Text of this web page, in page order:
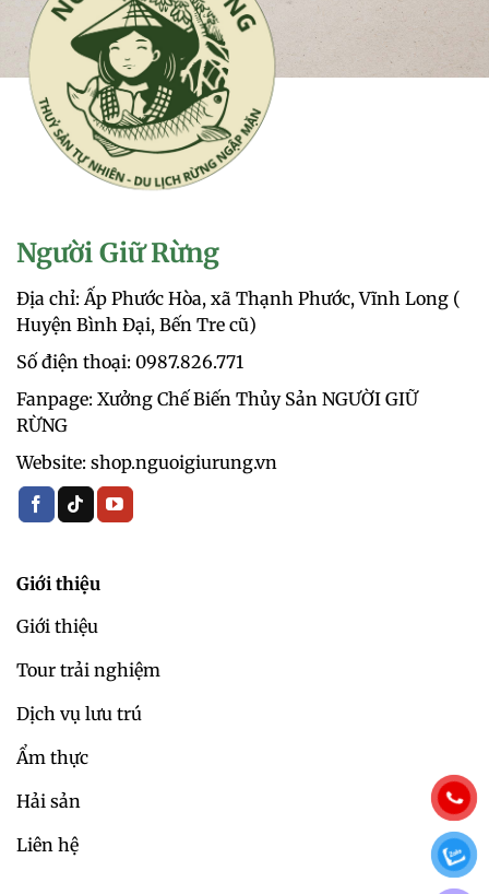
Người Giữ Rừng
Địa chỉ: Ấp Phước Hòa, xã Thạnh Phước, Vĩnh Long (
Huyện Bình Đại, Bến Tre cũ)
Số điện thoại: 0987.826.771‬
Fanpage: Xưởng Chế Biến Thủy Sản NGƯỜI GIỮ
RỪNG
Website: shop.nguoigiurung.vn
Giới thiệu
Giới thiệu
Tour trải nghiệm
Dịch vụ lưu trú
Ẩm thực
Hải sản
Liên hệ